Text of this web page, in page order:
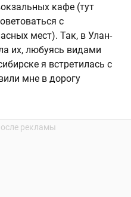
кафе (тут
с
мест). Так, в Улан-
их, любуясь видами
я встретилась с
мне в дорогу